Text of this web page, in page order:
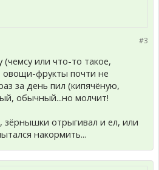
#3
или что-то такое,
фрукты почти не
за день пил (кипячёную,
обычный...но молчит!
зёрнышки отрыгивал и ел, или
накормить...